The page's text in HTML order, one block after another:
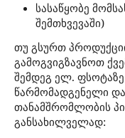
სასაწყობე
შემთხვევაში)
თუ გსურთ
გამოგვიგზავნოთ
შემდეგ ელ.
წარმომადგენელი
თანამშრომლობის
განსახილველად: